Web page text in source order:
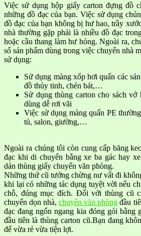
Việc sử dụng hộp giấy carton đựng đồ
những đồ đạc của bạn. Việc sử dụng
đồ đạc của bạn không bị hư hao, trầy
nhà thường gặp phải là nhiều đồ đạc
hoặc cầu thang làm hư hỏng. Ngoài ra,
số sản phẩm dùng trong việc chuyển nhà
sử dụng:
Sử dụng màng xốp hơi quấn các
đồ thủy tinh, chén bát,…
Sử dụng thùng carton cho sách vở
dùng dễ rơi vãi
Việc sử dụng màng quấn PE
tủ, salon, giường,…
Ngoài ra chúng tôi còn cung cấp băng
đạc khi di chuyển bằng xe ba gác hay
dán thùng giấy chuyển văn phòng.
Những thứ cũ tưởng chừng nư vất đi
khi lại có những tác dụng tuyệt vời nếu
chỗ, đúng mục đích. Đối với thùng cũ
chuyển dọn nhà,chuyển văn phòng đầu
đạc đang ngổn ngang kia đóng gói bằng
đầu tiên là thùng carton cũ.Bạn đang
để vừa rẻ vừa tiện lợi.